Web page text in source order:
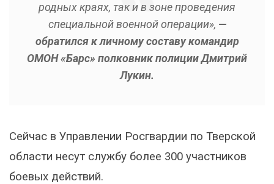
родных краях, так и в зоне проведения
специальной военной операции», —
обратился к личному составу командир
ОМОН «Барс» полковник полиции Дмитрий
Лукин.
Сейчас в Управлении Росгвардии по Тверской
области несут службу более 300 участников
боевых действий.